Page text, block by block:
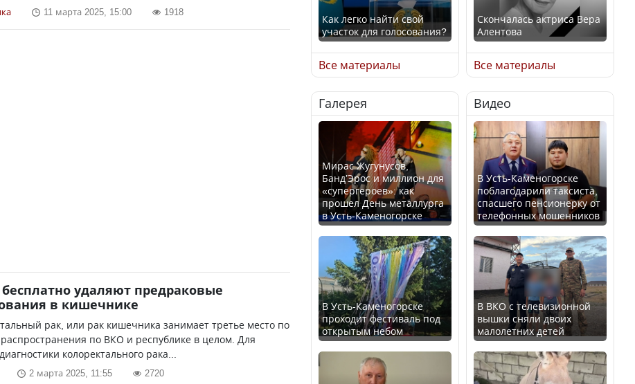
11 марта 2025, 15:00 1918
удаляют предраковые
в кишечнике
рак, или рак кишечника занимает третье место по
распространения по ВКО и республике в целом. Для
колоректального рака...
2 марта 2025, 11:55 2720
Как легко найти свой
участок для голосования?
Минтруда назвало
отрасли с самыми
высокими зарплатными
предложениями
Искусственный интеллект
официально включили в
школьную программу
Казахстана
В Казахстане стало
проще получить
направления на
медицинские
обследования
Все материалы
Скончалась актриса Вера
Алентова
В РФ вынесен заочный
приговор по уголовному
делу об убийстве Игоря
Талькова
В России введены
дополнительные
ограничения для
казахстанских прав
Трамп официально
вступил в должность
президента США
Все материалы
Галерея
Мирас Жугунусов,
Банд’Эрос и миллион для
«супергероев»: как
прошел День металлурга
в Усть-Каменогорске
В Усть-Каменогорске
проходит фестиваль под
открытым небом
Видео
В Усть-Каменогорске
поблагодарили таксиста,
спасшего пенсионерку от
телефонных мошенников
В ВКО с телевизионной
вышки сняли двоих
малолетних детей